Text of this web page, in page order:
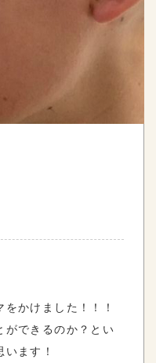
かけました！！！
ができるのか？とい
ます！